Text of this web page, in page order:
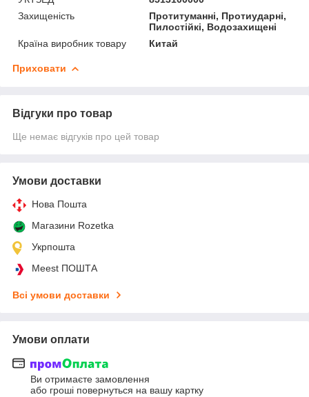
Захищеність
Протитуманні, Протиударні,
Пилостійкі, Водозахищені
Країна виробник товару
Китай
Приховати
Відгуки про товар
Ще немає відгуків про цей товар
Умови доставки
Нова Пошта
Магазини Rozetka
Укрпошта
Meest ПОШТА
Всі умови доставки
Умови оплати
Ви отримаєте замовлення
або гроші повернуться на вашу картку